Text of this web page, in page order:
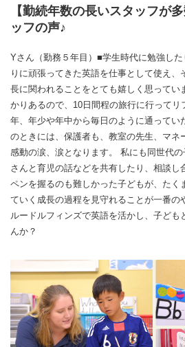
【勤続年数の長いスタッフが
ッフの声♪
Yさん（勤務５年目）■学生時代に勉強し
りに頑張ってきた英語を仕事として使え
長に関われることをとても嬉しく思ってい
かりあるので、10日間程の旅行に行って
年、年少や年中から毎日のように通ってい
のときには、保護者も、教室の先生、マネ
感動の涙、涙となります。 私にも同世代
さんと育児の話などを共有したり、相談し
ペンを握るのも難しかった子どもが、たく
ていく成長の過程を見守れることが一番の
ルードルフィンズで英語を活かし、子ど
んか？